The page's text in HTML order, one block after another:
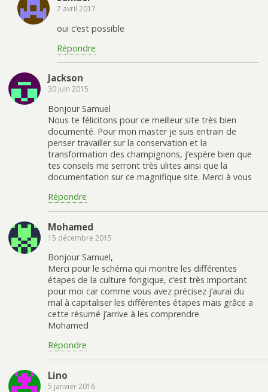
7 avril 2017
oui c’est possible
Répondre
Jackson
30 juin 2015
Bonjour Samuel
Nous te félicitons pour ce meilleur site très bien
documenté. Pour mon master je suis entrain de
penser travailler sur la conservation et la
transformation des champignons, j’espère bien que
tes conseils me serront très ulites ainsi que la
documentation sur ce magnifique site. Merci à vous
Répondre
Mohamed
15 décembre 2015
Bonjour Samuel,
Merci pour le schéma qui montre les différentes
étapes de la culture fongique, c’est très important
pour moi car comme vous avez précisez j’aurai du
mal à capitaliser les différentes étapes mais grâce a
cette résumé j’arrive à les comprendre
Mohamed
Répondre
Lino
5 janvier 2016